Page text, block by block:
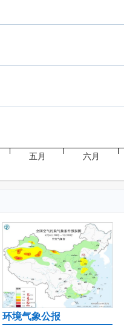
五月 六月
环境气象公报